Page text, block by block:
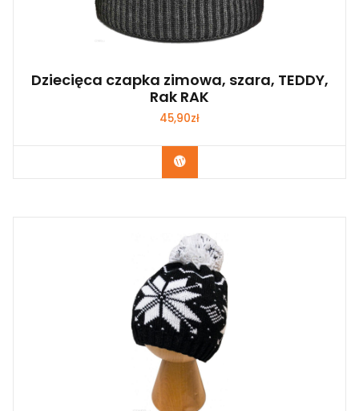
Dziecięca czapka zimowa, szara, TEDDY,
Rak RAK
45,90zł
Kup Teraz